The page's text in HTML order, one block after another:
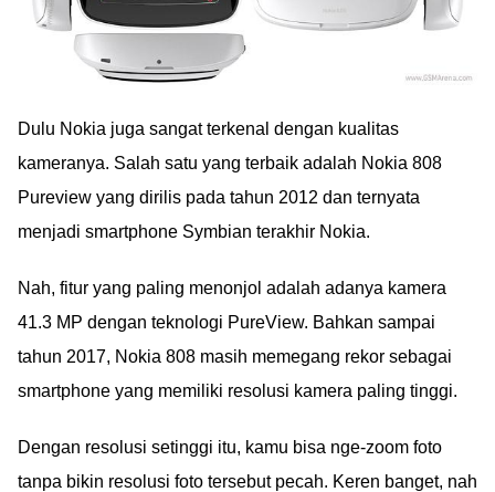
Dulu Nokia juga sangat terkenal dengan kualitas
kameranya. Salah satu yang terbaik adalah Nokia 808
Pureview yang dirilis pada tahun 2012 dan ternyata
menjadi smartphone Symbian terakhir Nokia.
Nah, fitur yang paling menonjol adalah adanya kamera
41.3 MP dengan teknologi PureView. Bahkan sampai
tahun 2017, Nokia 808 masih memegang rekor sebagai
smartphone yang memiliki resolusi kamera paling tinggi.
Dengan resolusi setinggi itu, kamu bisa nge-zoom foto
tanpa bikin resolusi foto tersebut pecah. Keren banget, nah